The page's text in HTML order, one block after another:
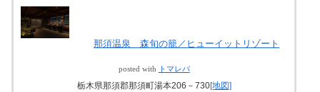
那須温泉 森旬の籠／ヒューイットリゾート
posted with トマレバ
栃木県那須郡那須町湯本206－730[地図]